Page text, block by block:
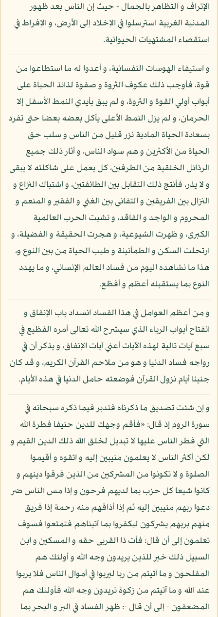
الإتراف و التظاهر بالجمال - حيث إن الناس بعد ظهور
المدنية الغربية استرسلوا في الإخلاد إلى الأرض، و الإفراط في
استقصاء المشتهيات الحيوانية.
و استيفاء الهوسات النفسانية، و أعدوا له ما استطاعوا من
قوة، فأوجب ذلك عكوف الثروة و صفوة لذائذ الحياة على
أبواب أولي القوة و الثروة، و لم يبق بأيدي النمط الأسفل إلا
الحرمان، و لم يزل النمط الأعلى يأكل بعضه بعضا حتى تفرد
بسعادة الحياة المادية نزر قليل من الناس و سلب حق
الحياة من الأكثرين و هم سواد الناس، و أثار ذلك جميع
الرذائل الخلقية من الطرفين، كل يعمل على شاكلته لا يبقى
و لا يذر، فأنتج ذلك التقابل بين الطائفتين، و اشتباك النزاع و
النزال بين الفريقين و التفاني بين الغني و الفقير و المنعم و
المحروم و الواجد و الفاقد، و نشبت الحرب العالمية
الكبرى، و ظهرت الشيوعية، و هجرت الحقيقة و الفضيلة، و
ارتحلت السكن و الطمأنينة و طيب الحياة من بين النوع و،
هذا ما نشاهده اليوم من فساد العالم الإنساني، و ما يهدد
النوع بما يستقبله أعظم و أفظع.
و من أعظم العوامل في هذا الفساد انسداد باب الإنفاق و
انفتاح أبواب الرباء الذي سيشرح الله تعالى أمره الفظيع في
سبع آيات تالية لهذه الآيات أعني آيات الإنفاق، و يذكر أن في
رواجه فساد الدنيا و هو من ملاحم القرآن الكريم، و قد كان
جنينا أيام نزول القرآن فوضعته حامل الدنيا في هذه الأيام.
و إن شئت تصديق ما ذكرناه فتدبر فيما ذكره سبحانه في
سورة الروم إذ قال: «فأقم وجهك للدين حنيفا فطرة الله
التي فطر الناس عليها لا تبديل لخلق الله ذلك الدين القيم و
لكن أكثر الناس لا يعلمون منيبين إليه و اتقوه و أقيموا
الصلوة و لا تكونوا من المشركين من الذين فرقوا دينهم و
كانوا شيعا كل حزب بما لديهم فرحون و إذا مس الناس ضر
دعوا ربهم منيبين إليه ثم إذا أذاقهم منه رحمة إذا فريق
منهم بربهم يشركون ليكفروا بما آتيناهم فتمتعوا فسوف
تعلمون إلى أن قال: فأت ذا القربى حقه و المسكين و ابن
السبيل ذلك خير للذين يريدون وجه الله و أولئك هم
المفلحون و ما آتيتم من ربا ليربوا في أموال الناس فلا يربوا
عند الله و ما آتيتم من زكوة تريدون وجه الله فأولئك هم
المضعفون - إلى أن قال -: ظهر الفساد في البر و البحر بما